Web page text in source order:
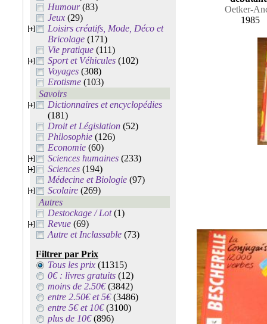
Humour(83)
Jeux (29)
Loisirs créatifs, Mode, Déco et
Bricolage (171)
Vie pratique (111)
Sport et Véhicules (102)
Voyages (308)
Erotisme (103)
Savoirs
Dictionnaires et encyclopédies
(181)
Droit et Législation (52)
Philosophie (126)
Economie (60)
Sciences humaines (233)
Sciences (194)
Médecine et Biologie (97)
Scolaire (269)
Autres
Destockage / Lot(1)
Revue (69)
Autre et Inclassable (73)
Filtrer par Prix
Tous les prix (11315)
0€ : livres gratuits (12)
moins de 2.50€(3842)
entre 2.50€ et 5€(3486)
entre 5€ et 10€(3100)
plus de 10€(896)
Oetker-
1985